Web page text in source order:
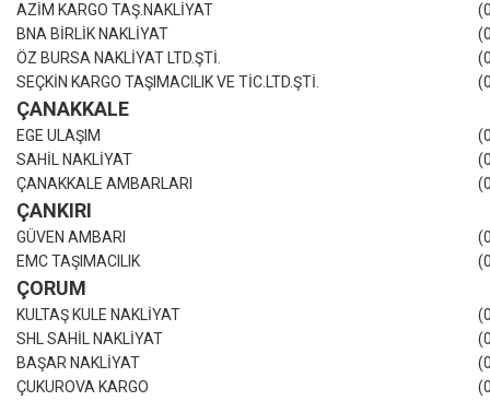
AZİM KARGO TAŞ.NAKLİYAT
BNA BİRLİK NAKLİYAT
ÖZ BURSA NAKLİYAT LTD.ŞTİ.
SEÇKİN KARGO TAŞIMACILIK VE TİC.LTD.ŞTİ.
ÇANAKKALE
EGE ULAŞIM
SAHİL NAKLİYAT
ÇANAKKALE AMBARLARI
ÇANKIRI
GÜVEN AMBARI
EMC TAŞIMACILIK
ÇORUM
KULTAŞ KULE NAKLİYAT
SHL SAHİL NAKLİYAT
BAŞAR NAKLİYAT
ÇUKUROVA KARGO